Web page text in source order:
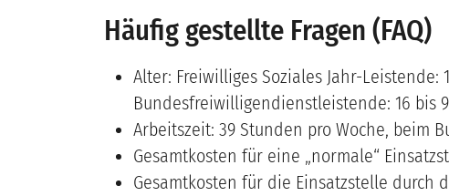
Häufig gestellte Fragen (FAQ)
Alter: Freiwilliges Soziales Jahr-Leistende:
Bundesfreiwilligendienstleistende: 16 bis
Arbeitszeit: 39 Stunden pro Woche, beim
Gesamtkosten für eine „normale“
Gesamtkosten für die Einsatzstelle durch